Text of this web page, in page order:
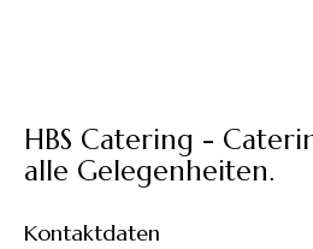
HBS Catering -
alle Gelegenheiten.
Kontaktdaten